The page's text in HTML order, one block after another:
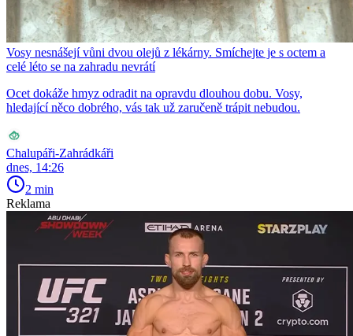
Vosy nesnášejí vůni dvou olejů z lékárny. Smíchejte je s octem a
celé léto se na zahradu nevrátí
Ocet dokáže hmyz odradit na opravdu dlouhou dobu. Vosy,
hledající něco dobrého, vás tak už zaručeně trápit nebudou.
Chalupáři-Zahrádkáři
dnes, 14:26
2 min
Reklama